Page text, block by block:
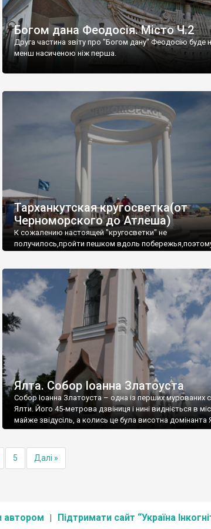
Богом дана Феодосія. Місто Ч.2
Друга частина звіту про "Богом дану" Феодосію буде
менш насиченою ніж перша.
Тарханкутская кругосветка(от
Черноморского до Атлеша)
К сожалению настоящей "кругосветки" не
получилось,пройти пешком вдоль
Ялта. Собор Іоанна Златоуста
Собор Іоанна Златоуста – одна із перших мурованих
Ялти. Його 45-метрова дзвіниця і нині видніється в
майже звідусіль, а колись це була висотна домінанта
5 Далі »
автором Підтримати сайт “Україна